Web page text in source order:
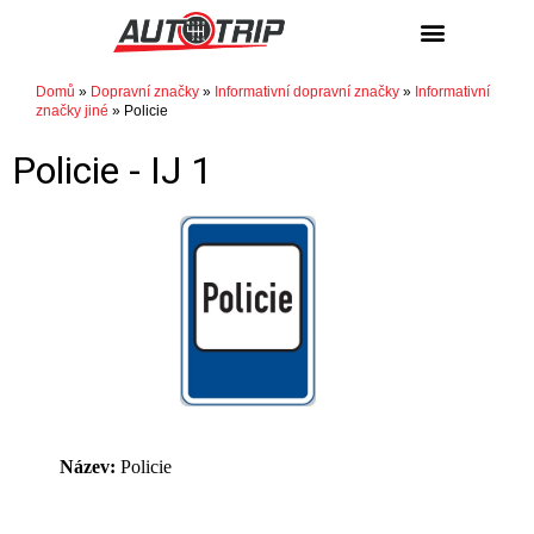
Domů » Dopravní značky » Informativní dopravní značky » Informativní
značky jiné » Policie
Policie - IJ 1
Název: Policie